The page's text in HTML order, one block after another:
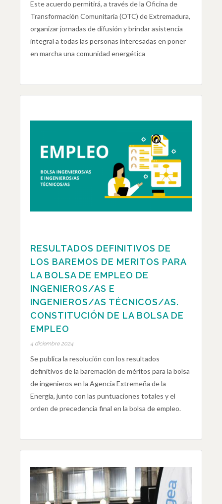
Este acuerdo permitirá, a través de la Oficina de
Transformación Comunitaria (OTC) de Extremadura,
organizar jornadas de difusión y brindar asistencia
integral a todas las personas interesadas en poner
en marcha una comunidad energética
RESULTADOS DEFINITIVOS DE
LOS BAREMOS DE MERITOS PARA
LA BOLSA DE EMPLEO DE
INGENIEROS/AS E
INGENIEROS/AS TÉCNICOS/AS.
CONSTITUCIÓN DE LA BOLSA DE
EMPLEO
4 diciembre 2024
Se publica la resolución con los resultados
definitivos de la baremación de méritos para la bolsa
de ingenieros en la Agencia Extremeña de la
Energía, junto con las puntuaciones totales y el
orden de precedencia final en la bolsa de empleo.